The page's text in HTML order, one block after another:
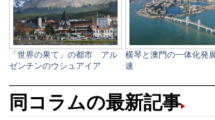
同コラムの最新記事